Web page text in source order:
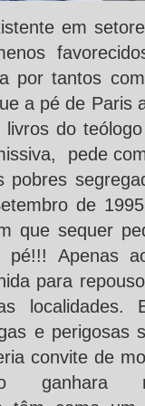
em
por tantos
a pé de Paris
do
pede
pobres
de
que sequer
Apenas
para
e perigosas
convite de
ganhara